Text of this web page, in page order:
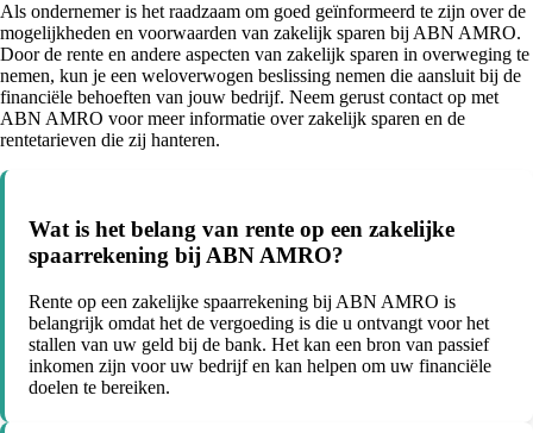
Als ondernemer is het raadzaam om goed geïnformeerd te zijn over de
mogelijkheden en voorwaarden van zakelijk sparen bij ABN AMRO.
Door de rente en andere aspecten van zakelijk sparen in overweging te
nemen, kun je een weloverwogen beslissing nemen die aansluit bij de
financiële behoeften van jouw bedrijf. Neem gerust contact op met
ABN AMRO voor meer informatie over zakelijk sparen en de
rentetarieven die zij hanteren.
Wat is het belang van rente op een zakelijke
spaarrekening bij ABN AMRO?
Rente op een zakelijke spaarrekening bij ABN AMRO is
belangrijk omdat het de vergoeding is die u ontvangt voor het
stallen van uw geld bij de bank. Het kan een bron van passief
inkomen zijn voor uw bedrijf en kan helpen om uw financiële
doelen te bereiken.